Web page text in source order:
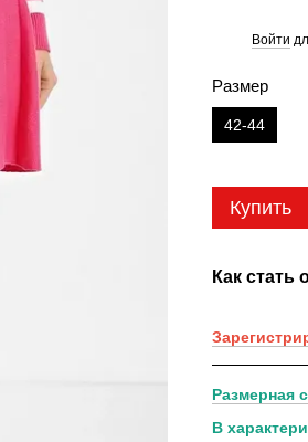
Войти
Размер
42-44
Купить
Как
Размерная
В